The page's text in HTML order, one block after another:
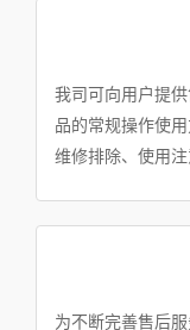
我司可向用户提
品的常规操作使
维修排除、使用注
为不断完善售后